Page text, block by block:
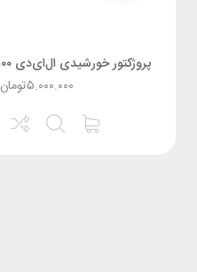
پروژکتور خورشیدی ال‌ای‌دی ۱۰۰ وات سایروکس
تومان۵.۰۰۰.۰۰۰